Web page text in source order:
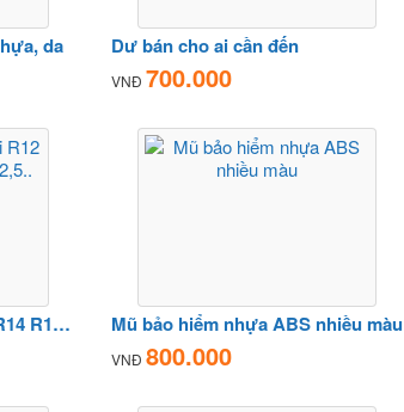
da Dư bán cho ai cần đến
VNĐ700.000
Ốp mâm INOX xe tải R12 R14 R15 R16 R20 R22,5.. Mũ bảo hiểm nhựa ABS nhiều màu
VNĐ800.000